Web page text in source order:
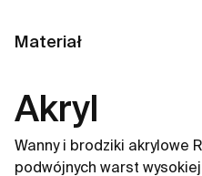
Materiał
Akryl
Wanny i brodziki akrylowe
podwójnych warst